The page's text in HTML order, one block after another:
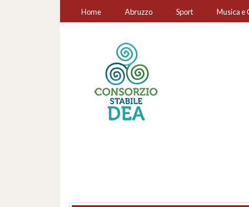
Home Abruzzo Sport Musica e